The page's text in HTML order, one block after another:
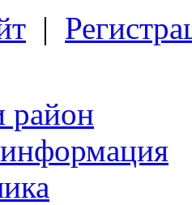
|
район